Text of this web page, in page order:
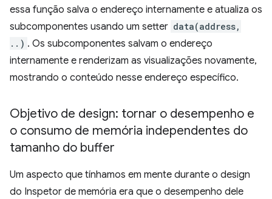
essa função salva o endereço internamente e atualiza os
subcomponentes usando um setter data(address,
..) . Os subcomponentes salvam o endereço
internamente e renderizam as visualizações novamente,
mostrando o conteúdo nesse endereço específico.
Objetivo de design: tornar o desempenho e
o consumo de memória independentes do
tamanho do buffer
Um aspecto que tínhamos em mente durante o design
do Inspetor de memória era que o desempenho dele